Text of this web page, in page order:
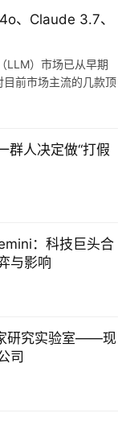
、Claude 3.7、
LLM）市场已从早期
目前市场主流的几款顶
群人决定做“打假
：科技巨头合
与影响
研究实验室——现
司